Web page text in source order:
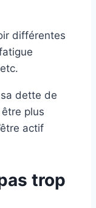
différentes
dette de
plus
actif
trop